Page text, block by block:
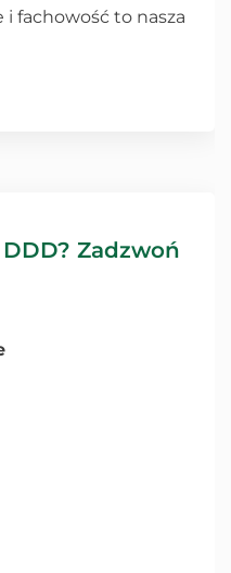
i fachowość to nasza
Zadzwoń